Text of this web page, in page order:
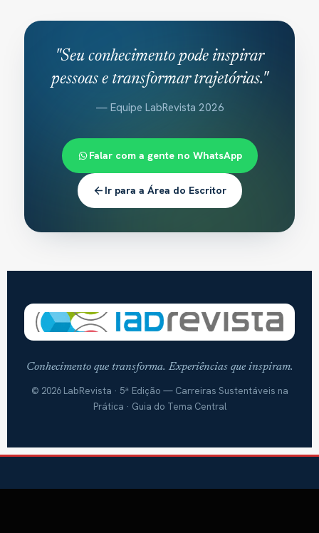
"Seu conhecimento pode inspirar
pessoas e transformar trajetórias."
— Equipe LabRevista 2026
Falar com a gente no WhatsApp
Ir para a Área do Escritor
Conhecimento que transforma. Experiências que inspiram.
© 2026 LabRevista · 5ª Edição — Carreiras Sustentáveis na
Prática · Guia do Tema Central